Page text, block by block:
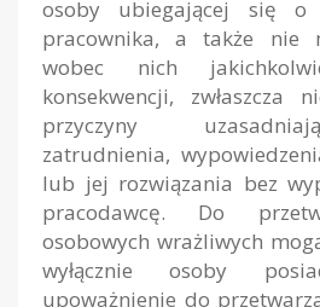
osoby ubiegającej się o
pracownika, a także nie
wobec nich
konsekwencji, zwłaszcza
przyczyny
zatrudnienia,
lub jej rozwiązania bez
pracodawcę. Do
osobowych wrażliwych
wyłącznie osoby
upoważnienie do